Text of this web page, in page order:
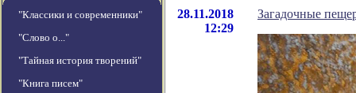
"Классики и современники"
"Слово о..."
"Тайная история творений"
"Книга писем"
28.11.2018
12:29
Загадочные